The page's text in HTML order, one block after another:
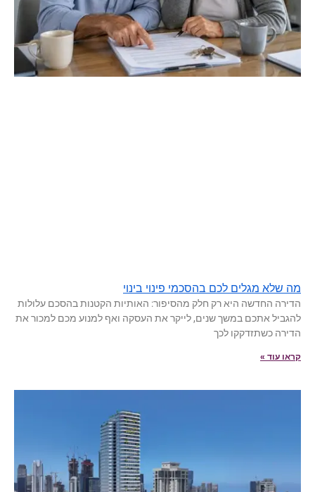
מה שלא מגלים לכם בהסכמי פינוי בינוי
הדירה החדשה היא רק חלק מהסיפור: האותיות הקטנות בהסכם עלולות
להגביל אתכם במשך שנים, לייקר את העסקה ואף למנוע מכם למכור את
הדירה כשתזדקקו לכך
קראו עוד »